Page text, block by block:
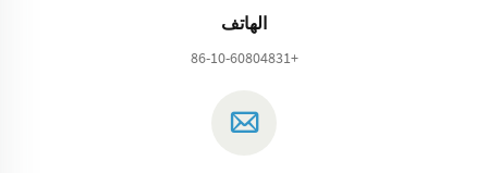
الهاتف
+86-10-60804831